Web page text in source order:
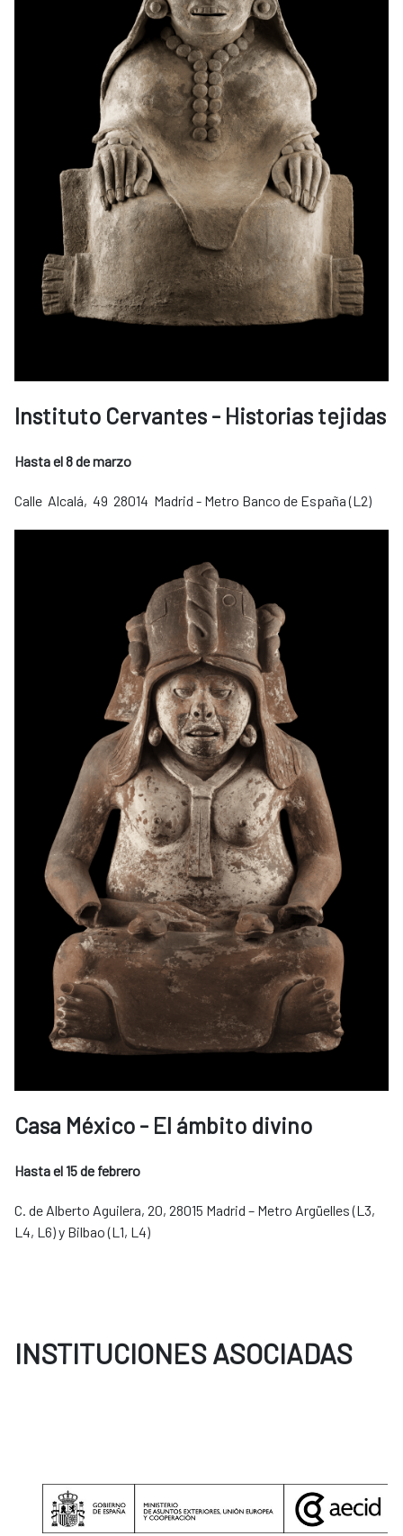
Instituto Cervantes - Historias tejidas
Hasta el 8 de marzo
Calle Alcalá, 49 28014 Madrid - Metro Banco de España (L2)
Casa México - El ámbito divino
Hasta el 15 de febrero
C. de Alberto Aguilera, 20, 28015 Madrid – Metro Argüelles (L3,
L4, L6) y Bilbao (L1, L4)
INSTITUCIONES ASOCIADAS